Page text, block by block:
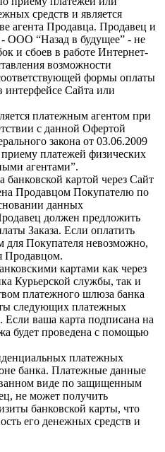
средств и является
агента Продавца. Продавец и
- ООО “Назад в будущее” - не
и сбоев в работе Интернет-
возможности
формы оплаты
интерфейсе Сайта или
платежным агентом при
с данной Офертой
закона от 03.06.2009
платежей физических
агентами”.
банковской картой через Сайт
Продавцом Покупателю по
данных
должен предложить
Заказа. Если оплатить
для Покупателя невозможно,
Продавцом.
картами как через
Курьерской службы, так и
платежного шлюза банка
следующих платежных
ваша карта подписана на
будет проведена с помощью
платежных
банка. Платежные данные
виде по защищенным
не может получить
банковской карты, что
его денежных средств и